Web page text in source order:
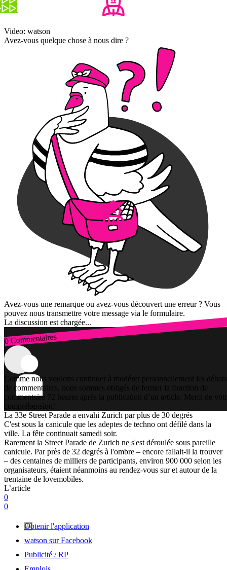
Video: watson
Avez-vous quelque chose à nous dire ?
Avez-vous une remarque ou avez-vous découvert une erreur ? Vous
pouvez nous transmettre votre message via le formulaire.
La discussion est chargée...
0 Commentaires
Connexion
Comme nous voulons continuer à modérer personnellement les débats
de commentaires, nous sommes obligés de fermer la fonction de
commentaire 72 heures après la publication d’un article. Merci de
compréhension!
La 33e Street Parade a envahi Zurich par plus de 30 degrés
C'est sous la canicule que les adeptes de techno ont défilé dans la
ville. La fête continuait samedi soir.
Rarement la Street Parade de Zurich ne s'est déroulée sous pareille
canicule. Par près de 32 degrés à l'ombre – encore fallait-il la trouver
– des centaines de milliers de participants, environ 900 000 selon les
organisateurs, étaient néanmoins au rendez-vous sur et autour de la
trentaine de lovemobiles.
L’article
0
0
Obtenir l'application
watson sur Facebook
Publicité / RP